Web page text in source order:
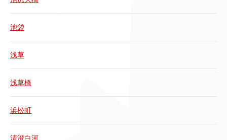
池袋
浅草
浅草橋
浜松町
清澄白河